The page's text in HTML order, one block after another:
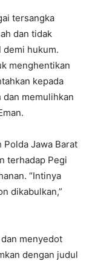
tersangka
dan tidak
demi hukum.
menghentikan
kepada
memulihkan
Polda Jawa Barat
terhadap Pegi
“Intinya
dikabulkan,”
menyedot
dengan judul